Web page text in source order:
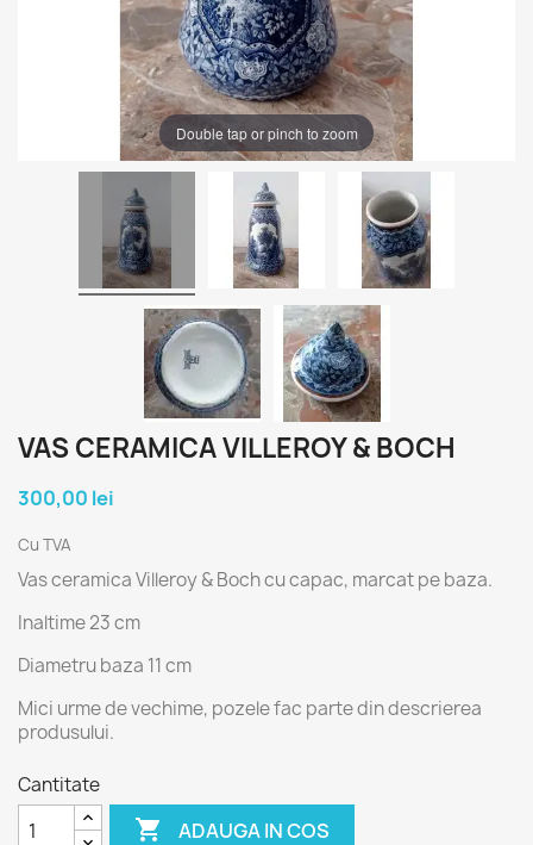
Double tap or pinch to zoom
VAS CERAMICA VILLEROY & BOCH
300,00 lei
Cu TVA
Vas ceramica Villeroy & Boch cu capac, marcat pe baza.
Inaltime 23 cm
Diametru baza 11 cm
Mici urme de vechime, pozele fac parte din descrierea
produsului.
Cantitate
 ADAUGA IN COS